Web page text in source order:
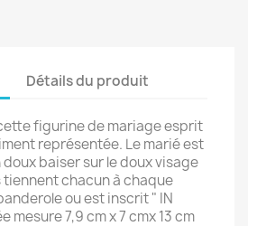
Détails du produit
figurine de mariage esprit
représentée. Le marié est
baiser sur le doux visage
tiennent chacun à chaque
ou est inscrit " IN
mesure 7,9 cm x 7 cmx 13 cm